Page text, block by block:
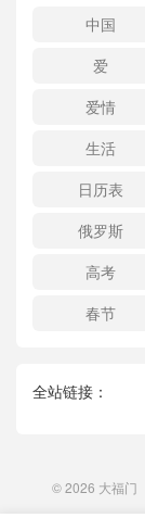
中国
爱
爱情
生活
日历表
俄罗斯
高考
春节
全站链接：
© 2026 大福门